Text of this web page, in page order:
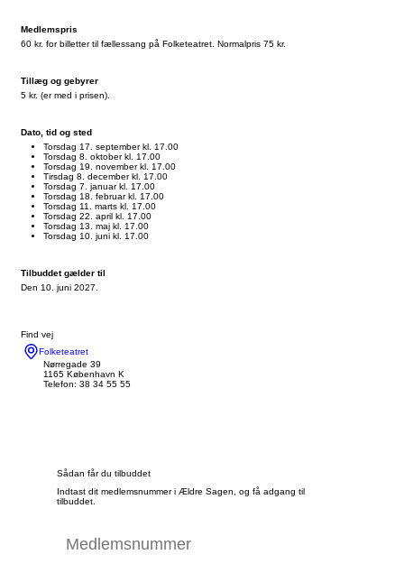
Medlemspris
60 kr. for billetter til fællessang på Folketeatret. Normalpris 75 kr.
Tillæg og gebyrer
5 kr. (er med i prisen).
Dato, tid og sted
Torsdag 17. september kl. 17.00
Torsdag 8. oktober kl. 17.00
Torsdag 19. november kl. 17.00
Tirsdag 8. december kl. 17.00
Torsdag 7. januar kl. 17.00
Torsdag 18. februar kl. 17.00
Torsdag 11. marts kl. 17.00
Torsdag 22. april kl. 17.00
Torsdag 13. maj kl. 17.00
Torsdag 10. juni kl. 17.00
Tilbuddet gælder til
Den 10. juni 2027.
Find vej
Folketeatret
Nørregade 39
1165 København K
Telefon: 38 34 55 55
Sådan får du tilbuddet
Indtast dit medlemsnummer i Ældre Sagen, og få adgang til
tilbuddet.